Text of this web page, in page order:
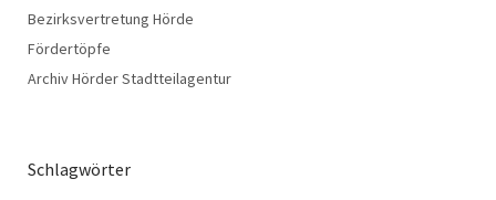
Bezirksvertretung Hörde
Fördertöpfe
Archiv Hörder Stadtteilagentur
Schlagwörter